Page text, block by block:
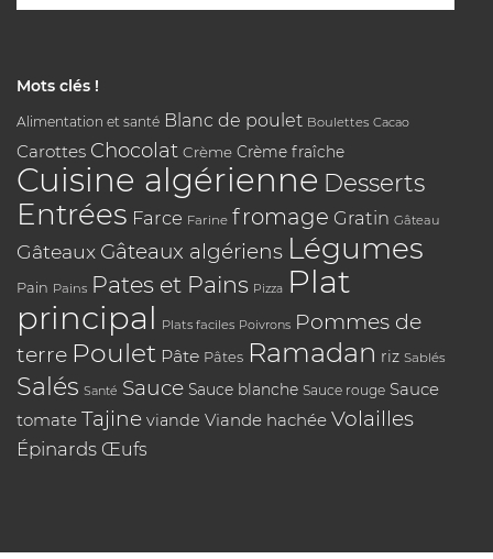
Mots clés !
Alimentation et santé Blanc de poulet Boulettes Cacao
Carottes Chocolat Crème Crème fraîche
Cuisine algérienne Desserts
Entrées Farce Farine fromage Gratin Gâteau
Gâteaux Gâteaux algériens Légumes
Pain Pains Pates et Pains Pizza Plat
principal Plats faciles Poivrons Pommes de
terre Poulet Pâte Pâtes Ramadan riz Sablés
Salés Santé Sauce Sauce blanche Sauce rouge Sauce
tomate Tajine viande Viande hachée Volailles
Épinards Œufs